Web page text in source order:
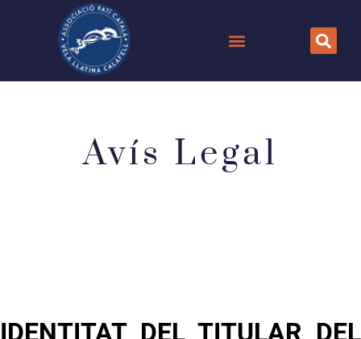
Avís Legal
IDENTITAT DEL TITULAR DEL